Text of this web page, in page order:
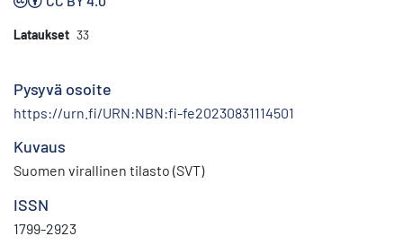
Lataukset 33
Pysyvä osoite
https://urn.fi/URN:NBN:fi-fe20230831114501
Kuvaus
Suomen virallinen tilasto (SVT)
ISSN
1799-2923